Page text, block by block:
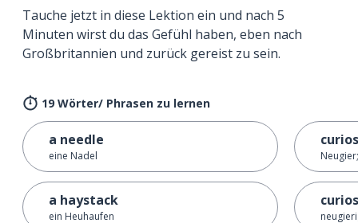
Tauche jetzt in diese Lektion ein und nach 5
Minuten wirst du das Gefühl haben, eben nach
Großbritannien und zurück gereist zu sein.
19 Wörter/ Phrasen zu lernen
a needle
eine Nadel
a haystack
ein Heuhaufen